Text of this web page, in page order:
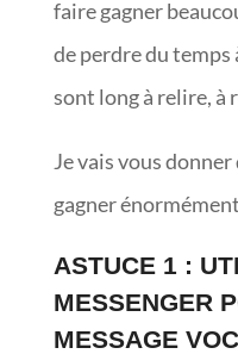
faire gagner
de perdre du temps
sont long à relire, à
Je vais vous
gagner
ASTUCE 1 :
MESSENGER
MESSAGE